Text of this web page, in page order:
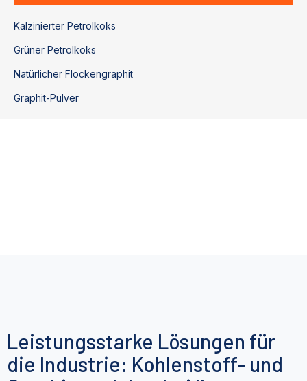
Kalzinierter Petrolkoks
Grüner Petrolkoks
Natürlicher Flockengraphit
Graphit-Pulver
Leistungsstarke Lösungen für
die Industrie: Kohlenstoff- und